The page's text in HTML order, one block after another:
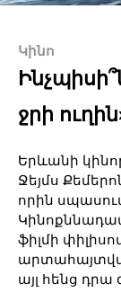
Կինո
ջրի
Երևանի
Ջեյմս
որին
ֆիլմի
այլ հենց դրա